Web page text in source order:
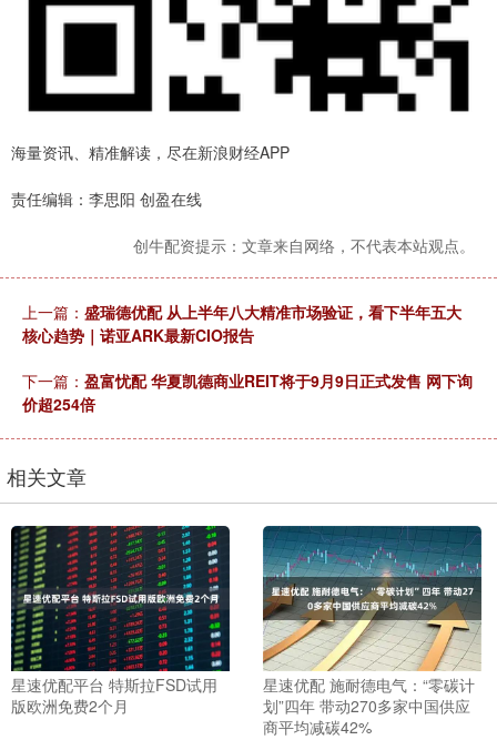
海量资讯、精准解读，尽在新浪财经APP
责任编辑：李思阳 创盈在线
创牛配资提示：文章来自网络，不代表本站观点。
上一篇： 盛瑞德优配 从上半年八大精准市场验证，看下半年五大
核心趋势｜诺亚ARK最新CIO报告
下一篇： 盈富忧配 华夏凯德商业REIT将于9月9日正式发售 网下询
价超254倍
相关文章
星速优配平台 特斯拉FSD试用
版欧洲免费2个月
星速优配 施耐德电气：“零碳计
划”四年 带动270多家中国供应
商平均减碳42%